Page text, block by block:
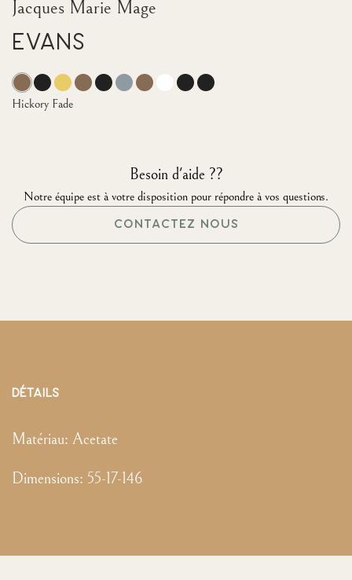
Jacques Marie Mage
Evans
Hickory Fade
Besoin d'aide ??
Notre équipe est à votre disposition pour répondre à vos questions.
CONTACTEZ NOUS
DÉTAILS
Matériau: Acetate
Dimensions: 55-17-146